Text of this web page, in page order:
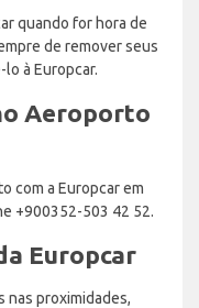
quando for hora de
de remover seus
à Europcar.
Aeroporto
com a Europcar em
+900352-503 42 52.
Europcar
nas proximidades,